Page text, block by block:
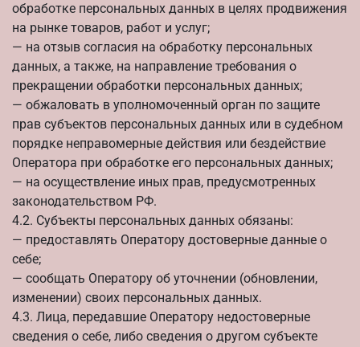
обработке персональных данных в целях продвижения
на рынке товаров, работ и услуг;
— на отзыв согласия на обработку персональных
данных, а также, на направление требования о
прекращении обработки персональных данных;
— обжаловать в уполномоченный орган по защите
прав субъектов персональных данных или в судебном
порядке неправомерные действия или бездействие
Оператора при обработке его персональных данных;
— на осуществление иных прав, предусмотренных
законодательством РФ.
4.2. Субъекты персональных данных обязаны:
— предоставлять Оператору достоверные данные о
себе;
— сообщать Оператору об уточнении (обновлении,
изменении) своих персональных данных.
4.3. Лица, передавшие Оператору недостоверные
сведения о себе, либо сведения о другом субъекте